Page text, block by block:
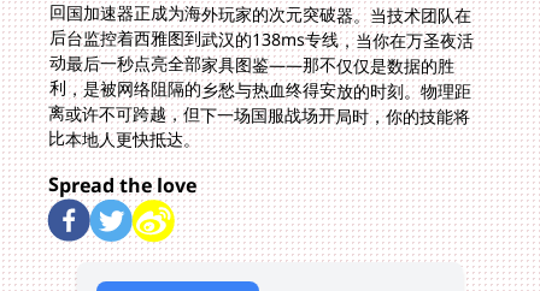
比本地人更快抵达。
Spread the love